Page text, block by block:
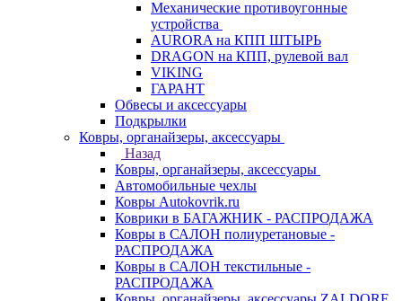
Механические противоугонные
устройства
AURORA на КПП ШТЫРЬ
DRAGON на КПП, рулевой вал
VIKING
ГАРАНТ
Обвесы и аксессуары
Подкрылки
Ковры, органайзеры, аксессуары
Назад
Ковры, органайзеры, аксессуары
Автомобильные чехлы
Ковры Autokovrik.ru
Коврики в БАГАЖНИК - РАСПРОДАЖА
Ковры в САЛОН полиуретановые -
РАСПРОДАЖА
Ковры в САЛОН текстильные -
РАСПРОДАЖА